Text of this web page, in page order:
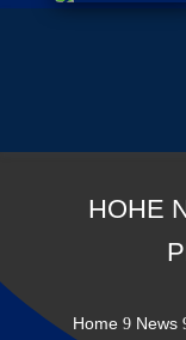
HOHE
Home 9 News